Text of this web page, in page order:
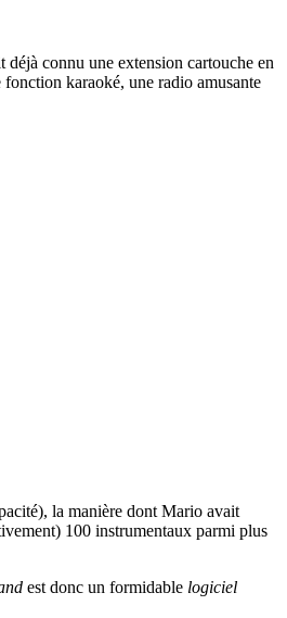
connu une extension cartouche en
karaoké, une radio amusante
la manière dont Mario avait
100 instrumentaux parmi plus
est donc un formidable logiciel